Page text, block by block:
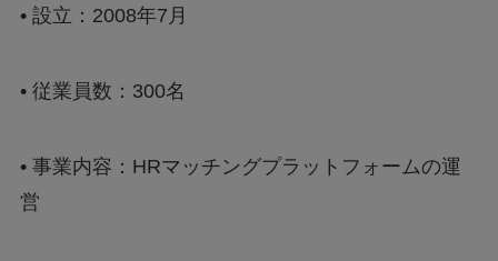
• 設立：2008年7月
• 従業員数：300名
• 事業内容：HRマッチングプラットフォームの運
営